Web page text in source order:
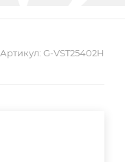
Артикул: G-VST25402H